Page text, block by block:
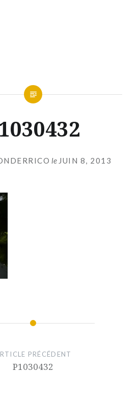
le JUIN 8, 2013
PRÉCÉDENT
P1030432